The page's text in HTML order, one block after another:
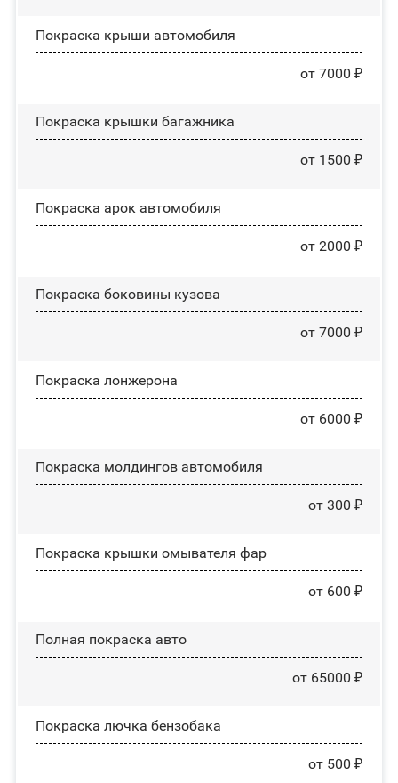
Покраска крыши автомобиля
от 7000 ₽
Покраска крышки багажника
от 1500 ₽
Покраска арок автомобиля
от 2000 ₽
Покраска боковины кузова
от 7000 ₽
Покраска лонжерона
от 6000 ₽
Покраска молдингов автомобиля
от 300 ₽
Покраска крышки омывателя фар
от 600 ₽
Полная покраска авто
от 65000 ₽
Покраска лючка бензобака
от 500 ₽